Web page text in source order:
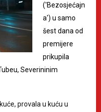
('Bezosjećajn
a') u samo
šest dana od
premijere
prikupila
Severininim
provala u kuću u